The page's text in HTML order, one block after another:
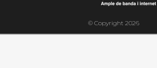
© Copyright 2026